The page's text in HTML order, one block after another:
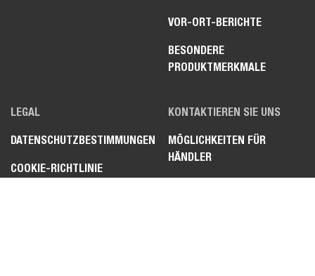
VOR-ORT-BERICHTE
BESONDERE
PRODUKTMERKMALE
LEGAL
DATENSCHUTZBESTIMMUNGEN
COOKIE-RICHTLINIE
KONTAKTIEREN SIE UNS
MÖGLICHKEITEN FÜR
HÄNDLER